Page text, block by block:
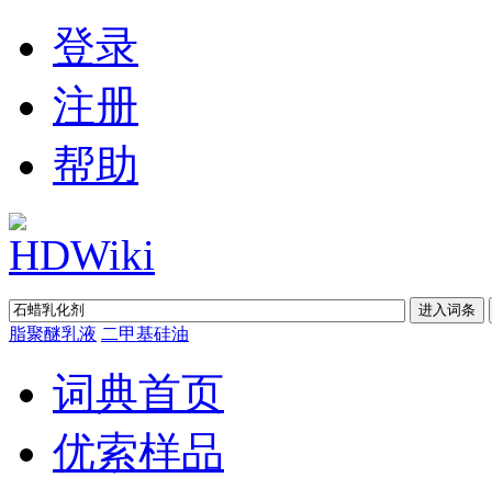
登录
注册
帮助
脂聚醚乳液 二甲基硅油
词典首页
优索样品